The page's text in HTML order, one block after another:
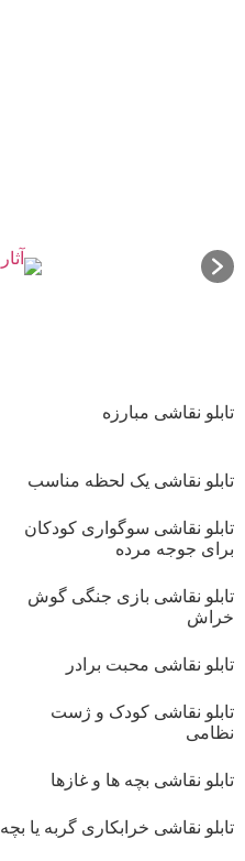
تابلو نقاشی مبارزه
تابلو نقاشی یک لحظه مناسب
تابلو نقاشی سوگواری کودکان
برای جوجه مرده
تابلو نقاشی بازی جنگی گوش
خراش
تابلو نقاشی محبت برادر
تابلو نقاشی کودک و ژست
نظامی
تابلو نقاشی بچه ها و غازها
تابلو نقاشی خرابکاری گربه یا بچه